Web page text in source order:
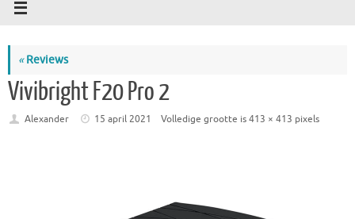
«Reviews
Vivibright F20 Pro 2
Alexander 15 april 2021 Volledige grootte is413 × 413 pixels